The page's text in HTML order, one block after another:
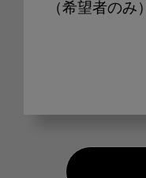
（希望者のみ）